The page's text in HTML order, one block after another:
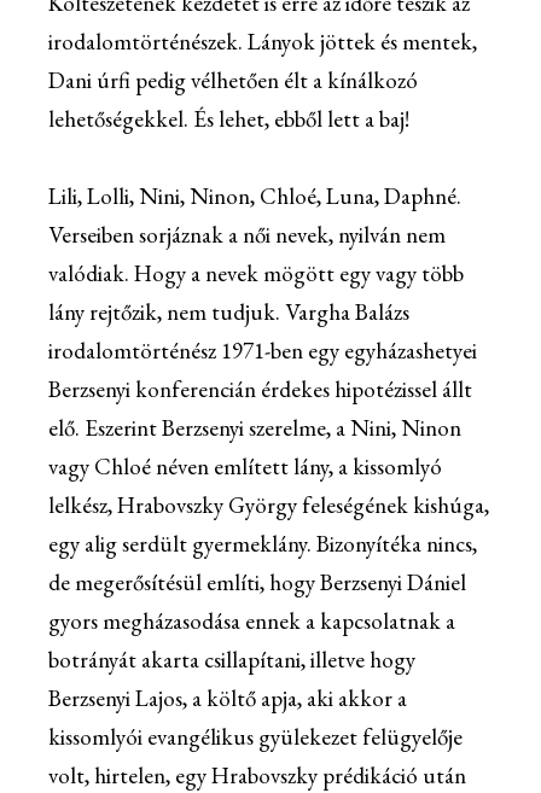
irodalomtörténészek. Lányok jöttek és mentek,
Dani úrfi pedig vélhetően élt a kínálkozó
lehetőségekkel. És lehet, ebből lett a baj!
Lili, Lolli, Nini, Ninon, Chloé, Luna, Daphné.
Verseiben sorjáznak a női nevek, nyilván nem
valódiak. Hogy a nevek mögött egy vagy több
lány rejtőzik, nem tudjuk. Vargha Balázs
irodalomtörténész 1971-ben egy egyházashetyei
Berzsenyi konferencián érdekes hipotézissel állt
elő. Eszerint Berzsenyi szerelme, a Nini, Ninon
vagy Chloé néven említett lány, a kissomlyó
lelkész, Hrabovszky György feleségének kishúga,
egy alig serdült gyermeklány. Bizonyítéka nincs,
de megerősítésül említi, hogy Berzsenyi Dániel
gyors megházasodása ennek a kapcsolatnak a
botrányát akarta csillapítani, illetve hogy
Berzsenyi Lajos, a költő apja, aki akkor a
kissomlyói evangélikus gyülekezet felügyelője
volt, hirtelen, egy Hrabovszky prédikáció után